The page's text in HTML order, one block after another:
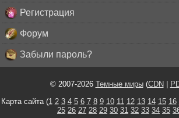
Регистрация
Форум
Забыли пароль?
© 2007-2026 Темные миры(CDN|
Карта сайта (1 2 3 4 5 6 7 8 9 10 11 12 13 14 15 16
25 26 27 28 29 30 31 32 33 34 35